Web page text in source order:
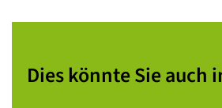
Dies könnte Sie auch